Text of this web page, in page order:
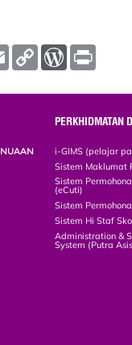
E
m
C
W
r
e
s
PERKHIDMATAN
i-GIMS (pelajar
Sistem Maklumat
Sistem
(eCuti)
Sistem
Sistem Hi Staf
Administration &
System (Putra